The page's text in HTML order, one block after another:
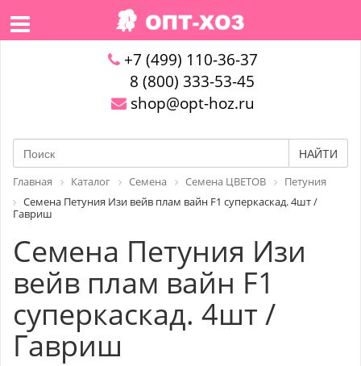
+7 (499) 110-36-37
8 (800) 333-53-45
shop@opt-hoz.ru
НАЙТИ
Главная Каталог Семена Семена ЦВЕТОВ
Петуния
Семена Петуния Изи вейв плам вайн F1 суперкаскад. 4шт /
Гавриш
Семена Петуния Изи
вейв плам вайн F1
суперкаскад. 4шт /
Гавриш